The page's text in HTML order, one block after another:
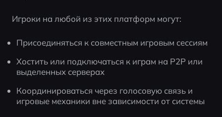
Игроки на любой из этих платформ могут:
Присоединяться к совместным игровым сессиям
Хостить или подключаться к играм на P2P или
выделенных серверах
Координироваться через голосовую связь и
игровые механики вне зависимости от системы